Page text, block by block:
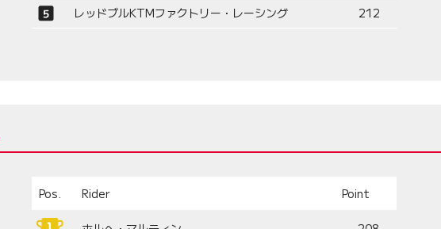
レッドブルKTMファクトリー・レーシング
212
Pos. Rider Point